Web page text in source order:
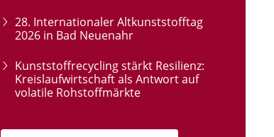
28. Internationaler Altkunststofftag
2026 in Bad Neuenahr
Kunststoffrecycling stärkt Resilienz:
Kreislaufwirtschaft als Antwort auf
volatile Rohstoffmärkte